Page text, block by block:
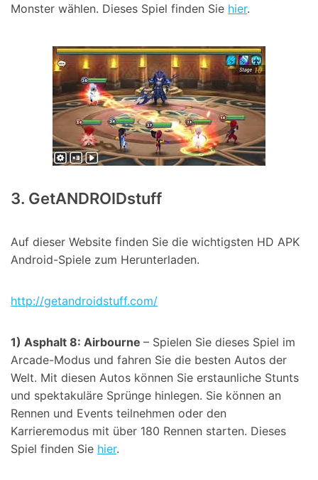
Monster wählen. Dieses Spiel finden Sie hier.
3. GetANDROIDstuff
Auf dieser Website finden Sie die wichtigsten HD APK
Android-Spiele zum Herunterladen.
http://getandroidstuff.com/
1) Asphalt 8: Airbourne – Spielen Sie dieses Spiel im
Arcade-Modus und fahren Sie die besten Autos der
Welt. Mit diesen Autos können Sie erstaunliche Stunts
und spektakuläre Sprünge hinlegen. Sie können an
Rennen und Events teilnehmen oder den
Karrieremodus mit über 180 Rennen starten. Dieses
Spiel finden Sie hier.